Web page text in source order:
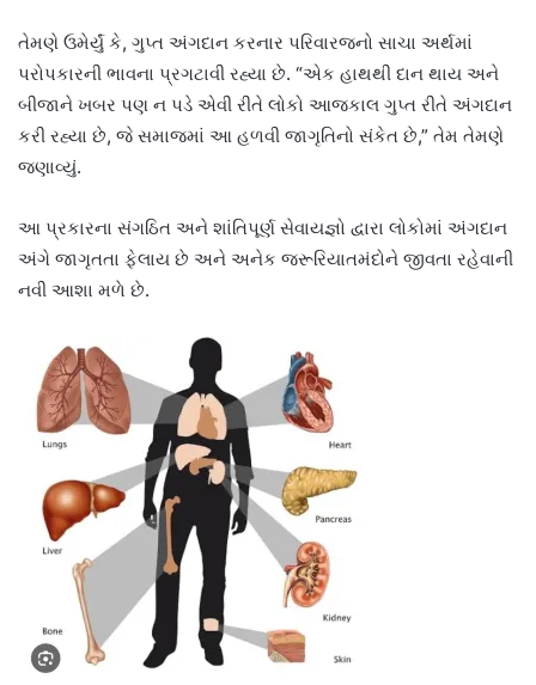
તેમણે ઉમેર્યું કે, ગુપ્ત અંગદાન કરનાર પરિવારજનો સાચા અર્થમાં
પરોપકારની ભાવના પ્રગટાવી રહ્યા છે. “એક હાથથી દાન થાય અને
બીજાને ખબર પણ ન પડે એવી રીતે લોકો આજકાલ ગુપ્ત રીતે અંગદાન
કરી રહ્યા છે, જે સમાજમાં આ હળવી જાગૃતિનો સંકેત છે,” તેમ તેમણે
જણાવ્યું.
આ પ્રકારના સંગઠિત અને શાંતિપૂર્ણ સેવાયજ્ઞો દ્વારા લોકોમાં અંગદાન
અંગે જાગૃતતા ફેલાય છે અને અનેક જરૂરિયાતમંદોને જીવતા રહેવાની
નવી આશા મળે છે.